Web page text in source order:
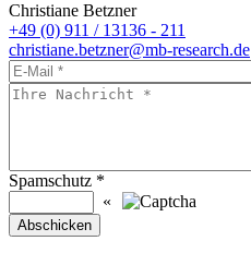
Christiane Betzner
+49 (0) 911 / 13136 - 211
christiane.betzner@mb-research.de
Spamschutz *
«